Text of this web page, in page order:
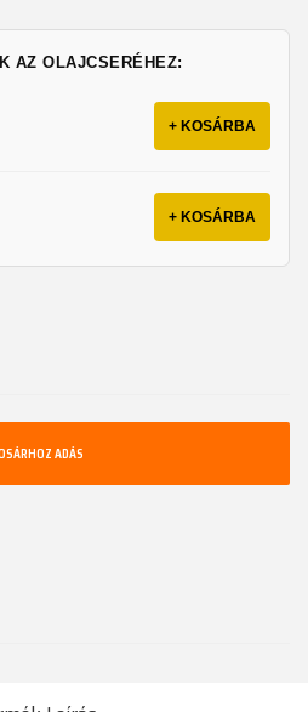
AZ OLAJCSERÉHEZ:
+ KOSÁRBA
+ KOSÁRBA
ADÁS